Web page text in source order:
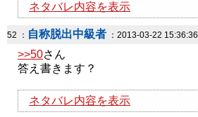
ネタバレ内容を表示
52 ： 自称脱出中級者 ：2013-03-22 15:36:36
>>50さん
答え書きます？
ネタバレ内容を表示